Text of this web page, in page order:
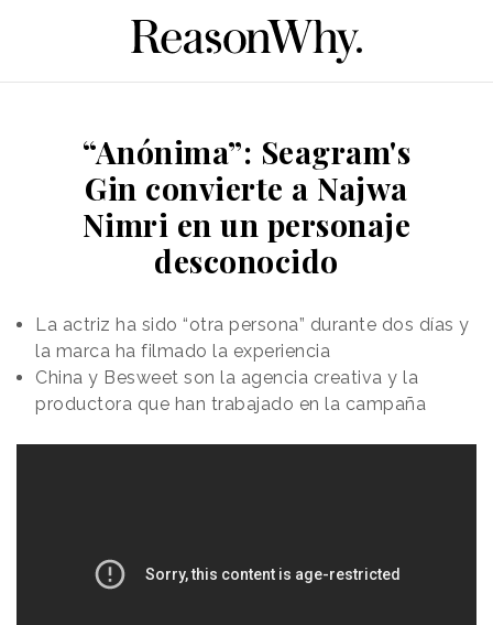
“Anónima”: Seagram's
Gin convierte a Najwa
Nimri en un personaje
desconocido
La actriz ha sido “otra persona” durante dos días y
la marca ha filmado la experiencia
China y Besweet son la agencia creativa y la
productora que han trabajado en la campaña